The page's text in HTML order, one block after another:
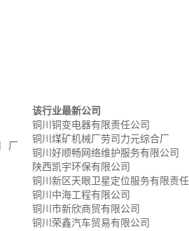
厂
该行业最新公司
铜川铜变电器有限责任公司
铜川煤矿机械厂劳司力元综合厂
铜川好顺畅网络维护服务有限公司
陕西凯宇环保有限公司
铜川新区天眼卫星定位服务有限责
铜川中海工程有限公司
铜川市新欣商贸有限公司
铜川荣鑫汽车贸易有限公司